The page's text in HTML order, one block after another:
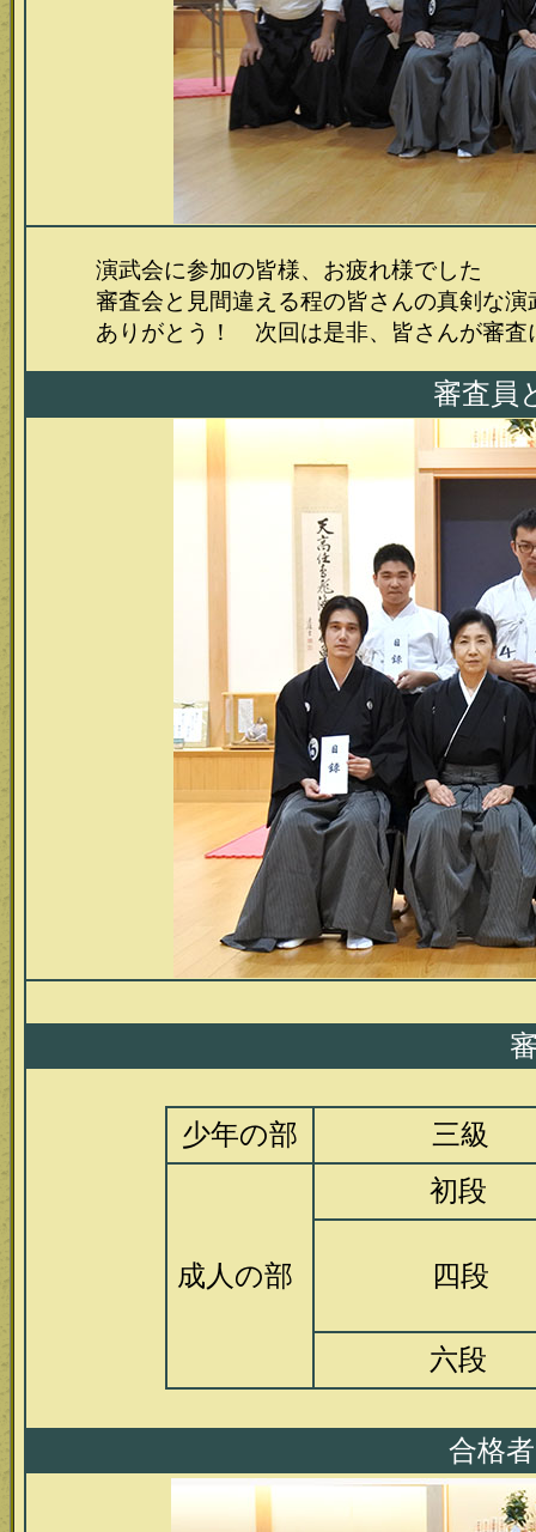
演武会に参加の皆様、お疲れ様でした
審査会と見間違える程の皆さんの真剣な演
ありがとう！ 次回は是非、皆さんが審査に
審査
少年の部 三級
成人の部
初段
四段
六段
合格